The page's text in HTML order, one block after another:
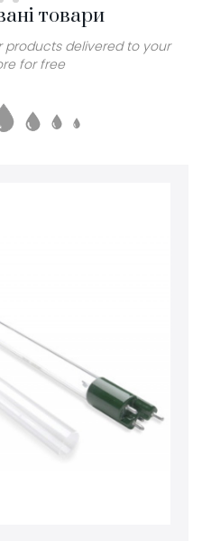
товари
products delivered to your
for free